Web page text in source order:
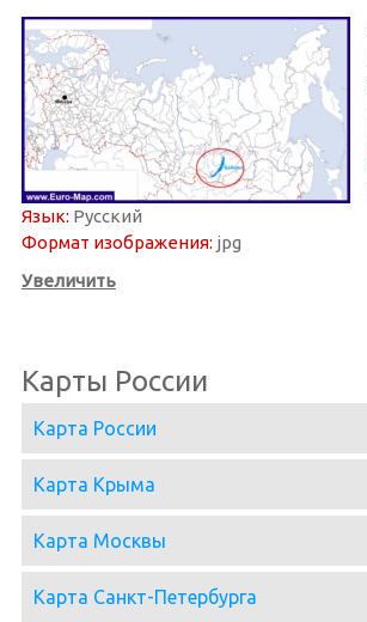
Язык: Русский
Формат изображения: jpg
Увеличить
Карты России
Карта России
Карта Крыма
Карта Москвы
Карта Санкт-Петербурга